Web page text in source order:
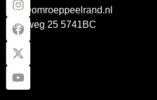
info@omroeppeelrand.nl
Otterweg 25 5741BC